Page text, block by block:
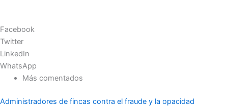
Facebook
Twitter
LinkedIn
WhatsApp
Más comentados
Administradores de fincas contra el fraude y la opacidad